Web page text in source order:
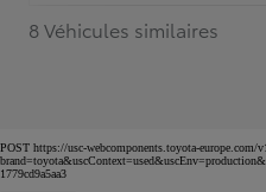
8 Véhicules similaires
POST https://usc-webcomponents.toyota-europe.com/
1779cd9a5aa3